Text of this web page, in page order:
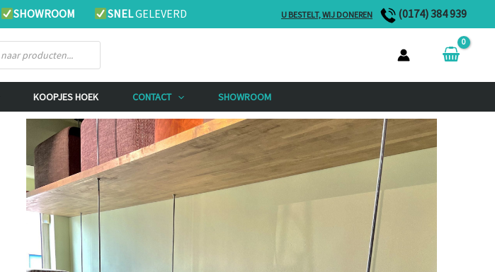
SHOWROOM SNELGELEVERD U BESTELT, WIJ DONEREN (0174) 384 939
KOOPJES HOEK CONTACT SHOWROOM